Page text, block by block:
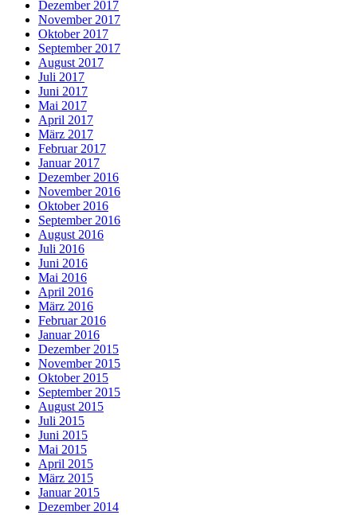
Dezember 2017
November 2017
Oktober 2017
September 2017
August 2017
Juli 2017
Juni 2017
Mai 2017
April 2017
März 2017
Februar 2017
Januar 2017
Dezember 2016
November 2016
Oktober 2016
September 2016
August 2016
Juli 2016
Juni 2016
Mai 2016
April 2016
März 2016
Februar 2016
Januar 2016
Dezember 2015
November 2015
Oktober 2015
September 2015
August 2015
Juli 2015
Juni 2015
Mai 2015
April 2015
März 2015
Januar 2015
Dezember 2014